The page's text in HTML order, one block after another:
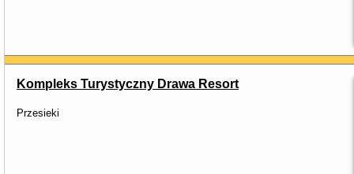
Kompleks Turystyczny Drawa Resort
Przesieki